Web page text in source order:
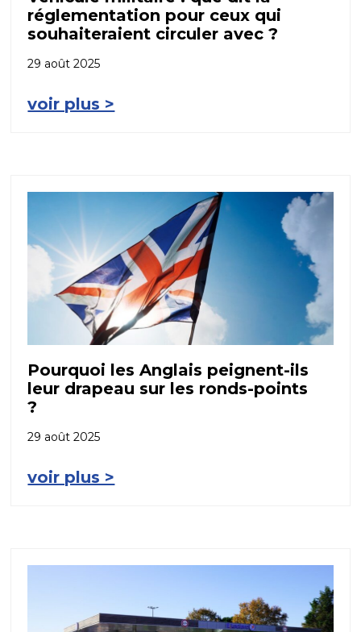
réglementation pour ceux qui
souhaiteraient circuler avec ?
29 août 2025
voir plus >
Pourquoi les Anglais peignent-ils
leur drapeau sur les ronds-points
?
29 août 2025
voir plus >